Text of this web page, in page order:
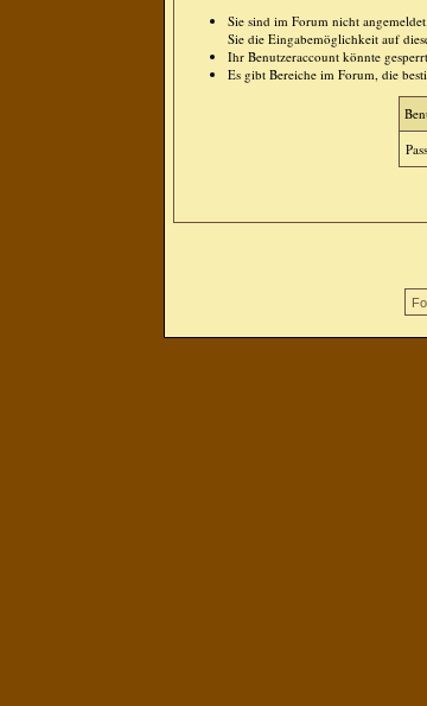
Sie sind im Forum nicht
Sie die Eingabemöglichkeit auf
Ihr Benutzeraccount könnte
Es gibt Bereiche im Forum, die